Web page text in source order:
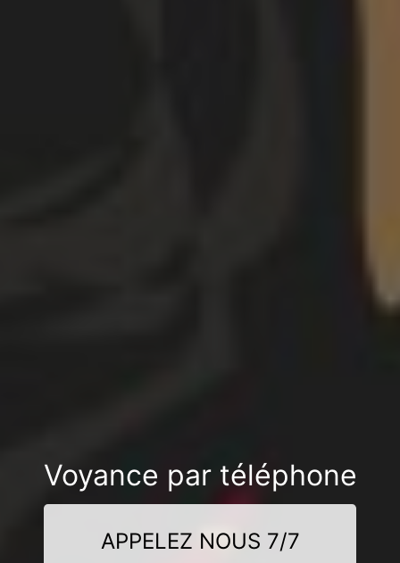
Voyance par téléphone
APPELEZ NOUS 7/7